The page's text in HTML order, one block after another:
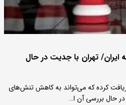
ایران/ تهران با جدیت در حال
کرده که می‌تواند به کاهش تنش‌های
حال بررسی آن ا…